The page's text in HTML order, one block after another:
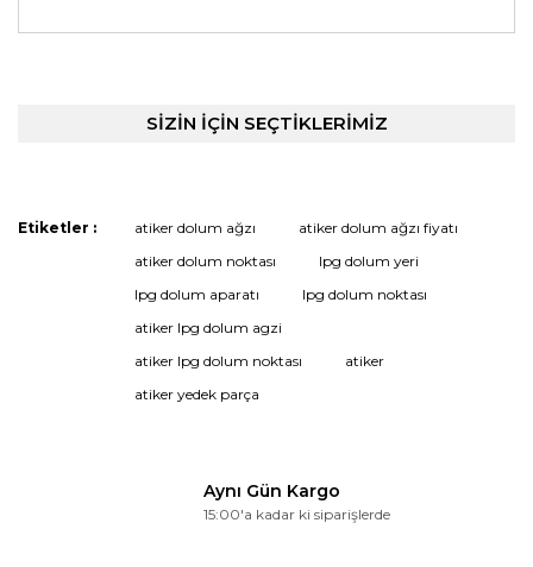
Görüş ve önerileriniz için teşekkür ederiz.
Ürün bilgilerinde hatalar bulunuyor.
SİZİN İÇİN SEÇTİKLERİMİZ
Etiketler : atiker dolum ağzı
atiker dolum ağzı fiyatı
atiker dolum noktası
lpg dolum yeri
lpg dolum aparatı
lpg dolum noktası
atiker lpg dolum agzi
atiker lpg dolum noktası
atiker
atiker yedek parça
Aynı Gün Kargo
15:00'a kadar ki siparişlerde